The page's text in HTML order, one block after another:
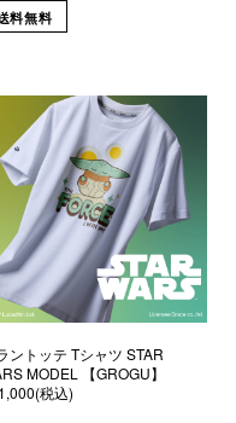
料無料
ントッテ Tシャツ STAR
MODEL 【GROGU】
税込)